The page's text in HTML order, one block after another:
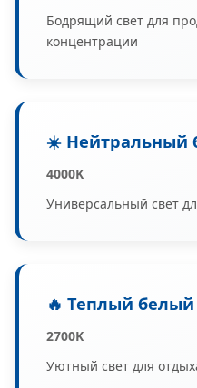
Бодрящий свет для
концентрации
☀️ Нейтральный
4000K
Универсальный свет
🔥 Теплый белый
2700K
Уютный свет для